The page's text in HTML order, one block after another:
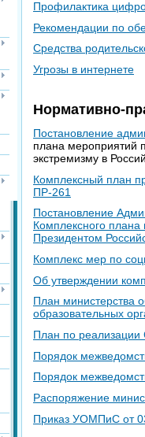
Профилактика
Рекомендации по
Средства
Угрозы в интернете
Нормативно-
Постановление
плана мероприятий
экстремизму в
Комплексный план
ПР-261
Постановление
Комплексного
Президентом
Комплекс мер по
Об утверждении
План министерства
образовательных
План по реализации
Порядок
Порядок
Распоряжение
Приказ УОМПиС от